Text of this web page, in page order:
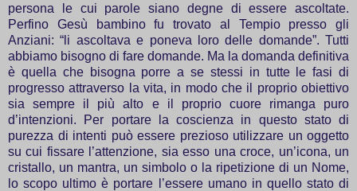
persona le cui parole siano degne di essere ascoltate.
Perfino Gesù bambino fu trovato al Tempio presso gli
Anziani: “li ascoltava e poneva loro delle domande”. Tutti
abbiamo bisogno di fare domande. Ma la domanda definitiva
è quella che bisogna porre a se stessi in tutte le fasi di
progresso attraverso la vita, in modo che il proprio obiettivo
sia sempre il più alto e il proprio cuore rimanga puro
d’intenzioni. Per portare la coscienza in questo stato di
purezza di intenti può essere prezioso utilizzare un oggetto
su cui fissare l’attenzione, sia esso una croce, un’icona, un
cristallo, un mantra, un simbolo o la ripetizione di un Nome,
lo scopo ultimo è portare l’essere umano in quello stato di